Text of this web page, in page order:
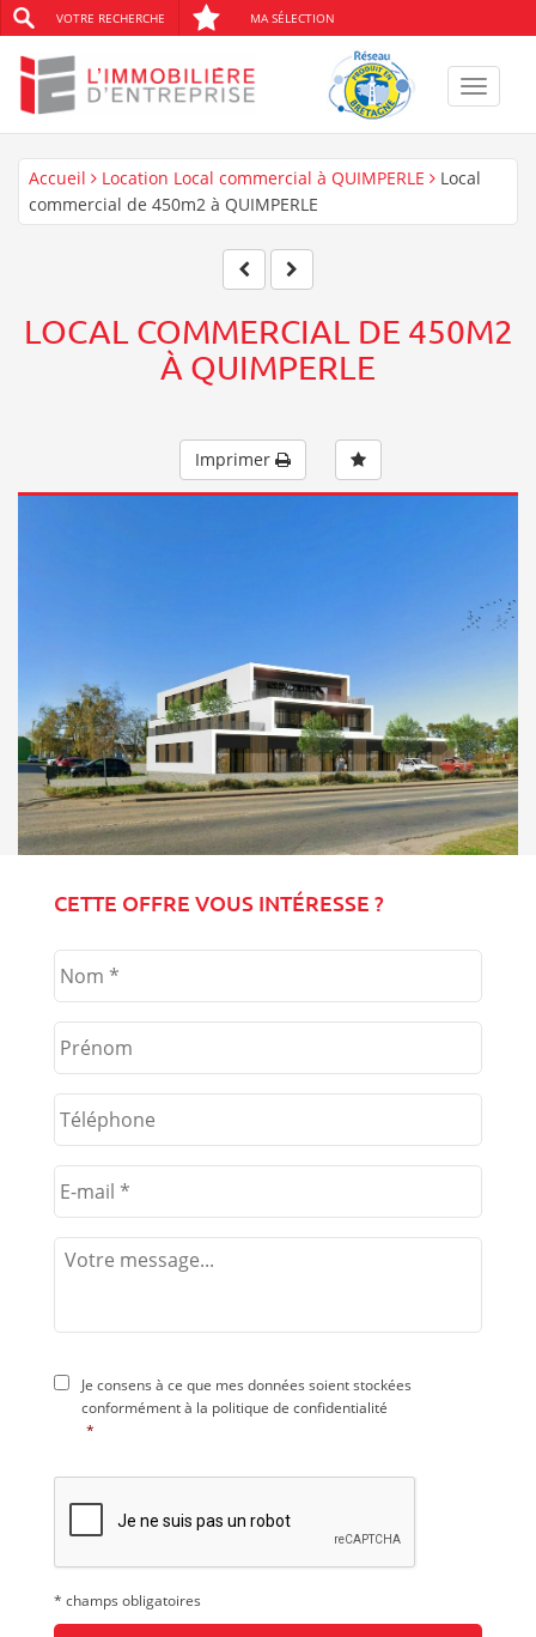
VOTRE RECHERCHE MA SÉLECTION
Toggle
Accueil Location Local commercial à QUIMPERLE
Local
commercial de 450m2 à QUIMPERLE
LOCAL COMMERCIAL DE 450M2
À QUIMPERLE
Imprimer
CETTE OFFRE VOUS INTÉRESSE ?
Je consens à ce que mes données soient stockées
conformément à la politique de confidentialité
*
* champs obligatoires